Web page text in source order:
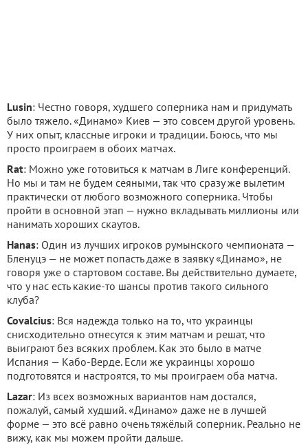
Lusin: Честно говоря, худшего соперника нам и придумать
было тяжело. «Динамо» Киев — это совсем другой уровень.
У них опыт, классные игроки и традиции. Боюсь, что мы
просто проиграем в обоих матчах.
Rat: Можно уже готовиться к матчам в Лиге конференций.
Но мы и там не будем сеяными, так что сразу же вылетим
практически от любого возможного соперника. Чтобы
пройти в основной этап — нужно вкладывать миллионы или
нанимать хороших скаутов.
Hanas: Один из лучших игроков румынского чемпионата —
Бленуцэ — не может попасть даже в заявку «Динамо», не
говоря уже о стартовом составе. Вы действительно думаете,
что у нас есть какие-то шансы против такого сильного
клуба?
Covalcius: Вся надежда только на то, что украинцы
снисходительно отнесутся к этим матчам и решат, что
выиграют без всяких проблем. Как это было в матче
Испания — Кабо-Верде. Если же украинцы хорошо
подготовятся и настроятся, то мы проиграем оба матча.
Lazar: Из всех возможных вариантов нам достался,
пожалуй, самый худший. «Динамо» даже не в лучшей
форме — это всё равно очень тяжёлый соперник. Реально не
вижу, как мы можем пройти дальше.